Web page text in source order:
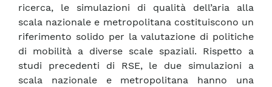
ricerca, le simulazioni di qualità dell’aria alla
scala nazionale e metropolitana costituiscono un
riferimento solido per la valutazione di politiche
di mobilità a diverse scale spaziali. Rispetto a
studi precedenti di RSE, le due simulazioni a
scala nazionale e metropolitana hanno una